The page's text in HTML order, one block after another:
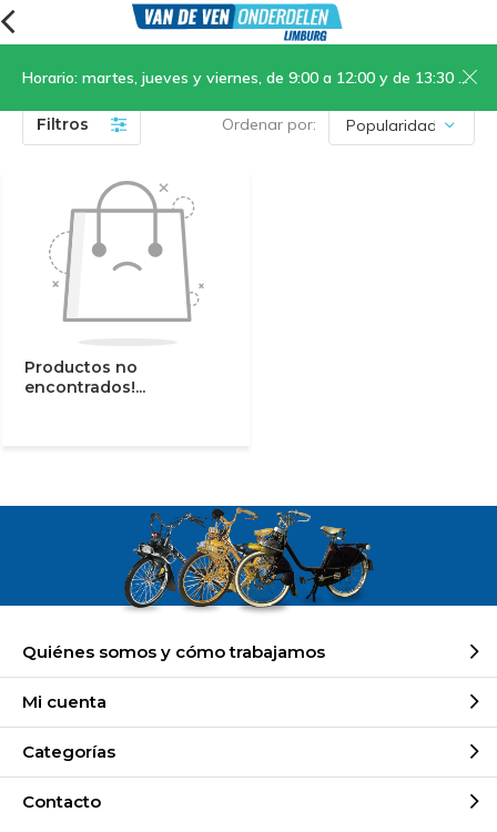
Horario: martes, jueves y viernes, de 9:00 a 12:00 y de 13:30 a 17:00; sábados, de 9:00 a 12:00
(0)
Filtros Ordenar por:
Productos no
encontrados!...
Quiénes somos y cómo trabajamos
Mi cuenta
Categorías
Contacto